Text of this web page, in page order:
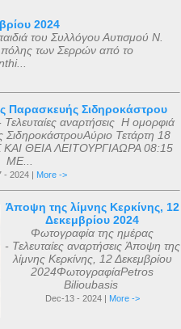
2024
του Συλλόγου Αυτισμού Ν.
πόλης των Σερρών από το
Παρασκευής Σιδηροκάστρου
αναρτήσεις Η ομορφιά
Τετάρτη 18
ΘΕΙΑ ΛΕΙΤΟΥΡΓΙΑΩΡΑ 08:15
ΜΕ...
- 2024 | More ->
Άποψη της λίμνης Κερκίνης, 12
Δεκεμβρίου 2024
Φωτογραφία της ημέρας
- Τελευταίες αναρτήσεις Άποψη της
λίμνης Κερκίνης, 12 Δεκεμβρίου
2024ΦωτογραφίαPetros
Bilioubasis
Dec-13 - 2024 | More ->